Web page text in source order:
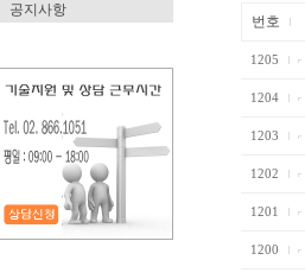
공지사항
번호
1205
1204
1203
1202
1201
1200